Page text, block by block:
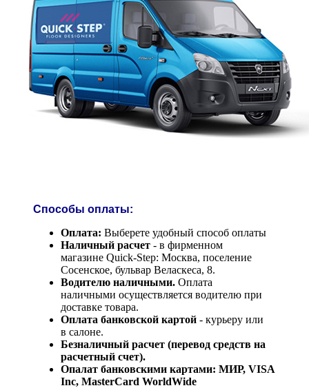
Способы оплаты:
Оплата: Выберете удобный способ оплаты
Наличный расчет - в фирменном
магазине Quick-Step: Москва, поселение
Сосенское, бульвар Веласкеса, 8.
Водителю наличными. Оплата
наличными осуществляется водителю при
доставке товара.
Оплата банковской картой - курьеру или
в салоне.
Безналичный расчет (перевод средств на
расчетный счет).
Опалат банковскими картами: МИР, VISA
Inc, MasterCard WorldWide